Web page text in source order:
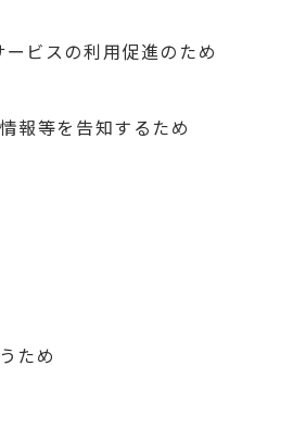
ビスの利用促進のため
報等を告知するため
ため